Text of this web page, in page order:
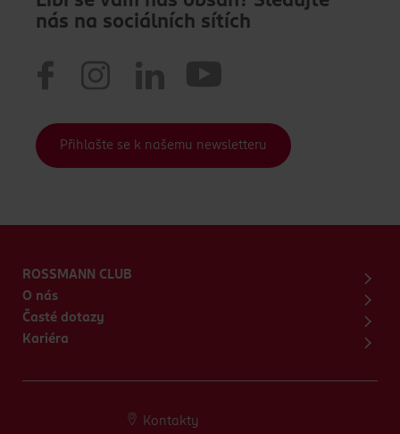
nás na sociálních sítích
Přihlašte se k našemu newsletteru
ROSSMANN CLUB
O nás
Časté dotazy
Kariéra
Kontakty